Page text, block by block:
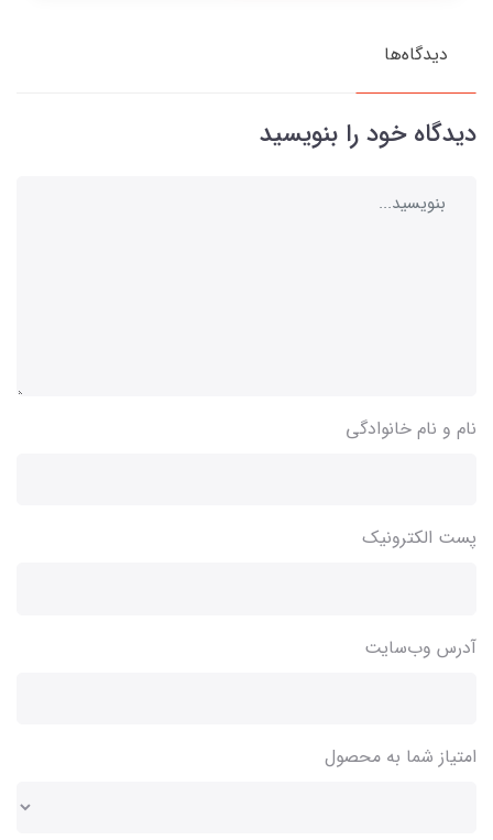
دیدگاه‌ها
دیدگاه خود را بنویسید
نام و نام خانوادگی
پست الکترونیک
آدرس وب‌سایت
امتیاز شما به محصول